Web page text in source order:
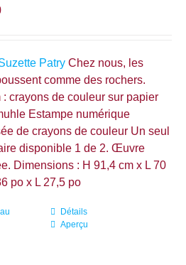
Patry Chez nous, les
comme des rochers.
: crayons de couleur sur papier
Estampe numérique
de crayons de couleur Un seul
disponible 1 de 2. Œuvre
Dimensions : H 91,4 cm x L 70
po x L 27,5 po
Détails
Aperçu